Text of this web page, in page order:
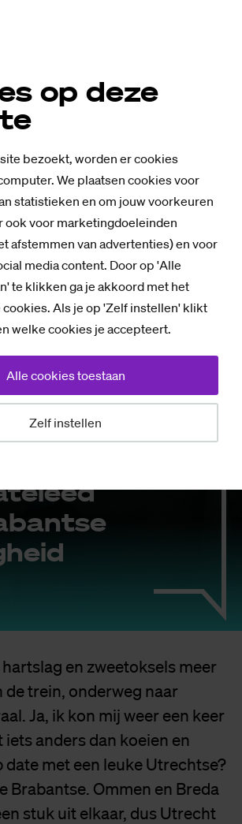
op deze
bezoekt, worden er cookies
We plaatsen cookies voor
statistieken en om jouw voorkeuren
ook voor marketingdoeleinden
afstemmen van advertenties) en voor
media content. Door op 'Alle
te klikken ga je akkoord met het
Als je op 'Zelf instellen' klikt
welke cookies je accepteert.
Zelf instellen
Alle cookies toestaan
en zweetoksels meer
de trein, onderweg naar
Ja, ik kon mij weer een keer
anders dan koeien en
date met een leuke Utrechtse?
Brabantse. Ommen en Breda
stuk uit elkaar, dus Utrecht